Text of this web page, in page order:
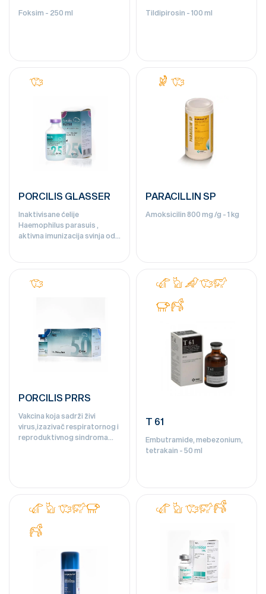
Foksim - 250 ml Tildipirosin - 100 ml
PORCILIS GLASSER
Inaktivisane ćelije
Haemophilus parasuis ,
aktivna imunizacija svinja od
PARACILLIN SP
Amoksicilin 800 mg /g - 1 kg
PORCILIS PRRS
Vakcina koja sadrži živi
virus,izazivač respiratornog i
reproduktivnog sindroma
T 61
Embutramide, mebezonium,
tetrakain - 50 ml